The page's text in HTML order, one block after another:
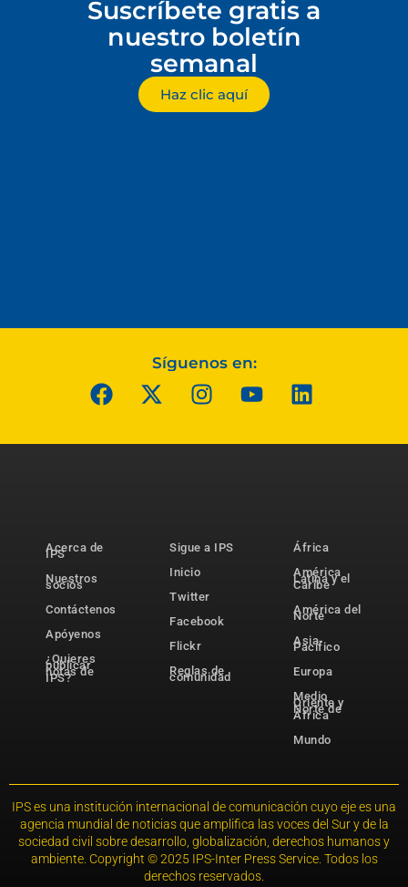
Suscríbete gratis a
nuestro boletín
semanal
Haz clic aquí
Síguenos en:
Acerca de
IPS
Nuestros
socios
Contáctenos
Apóyenos
¿Quieres
publicar
notas de
IPS?
Sigue a IPS
Inicio
Twitter
Facebook
Flickr
Reglas de
comunidad
África
América
Latina y el
Caribe
América del
Norte
Asia-
Pacífico
Europa
Medio
Oriente y
Norte de
África
Mundo
IPS es una institución internacional de comunicación cuyo eje es una
agencia mundial de noticias que amplifica las voces del Sur y de la
sociedad civil sobre desarrollo, globalización, derechos humanos y
ambiente. Copyright © 2025 IPS-Inter Press Service. Todos los
derechos reservados.